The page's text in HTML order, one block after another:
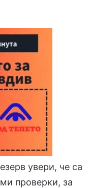
увери, че са
проверки, за